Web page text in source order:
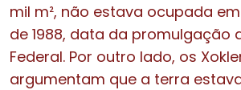
mil m², não estava ocupada
de 1988, data da promulgação
Federal. Por outro lado, os
argumentam que a terra